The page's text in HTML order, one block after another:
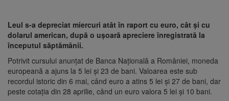
Leul s-a depreciat miercuri atât în raport cu euro, cât și cu
dolarul american, după o ușoară apreciere înregistrată la
începutul săptămânii.
Potrivit cursului anunțat de Banca Națională a României, moneda
europeană a ajuns la 5 lei și 23 de bani. Valoarea este sub
recordul istoric din 6 mai, când euro a atins 5 lei și 27 de bani, dar
peste cotația din 28 aprilie, când un euro valora 5 lei și 10 bani.